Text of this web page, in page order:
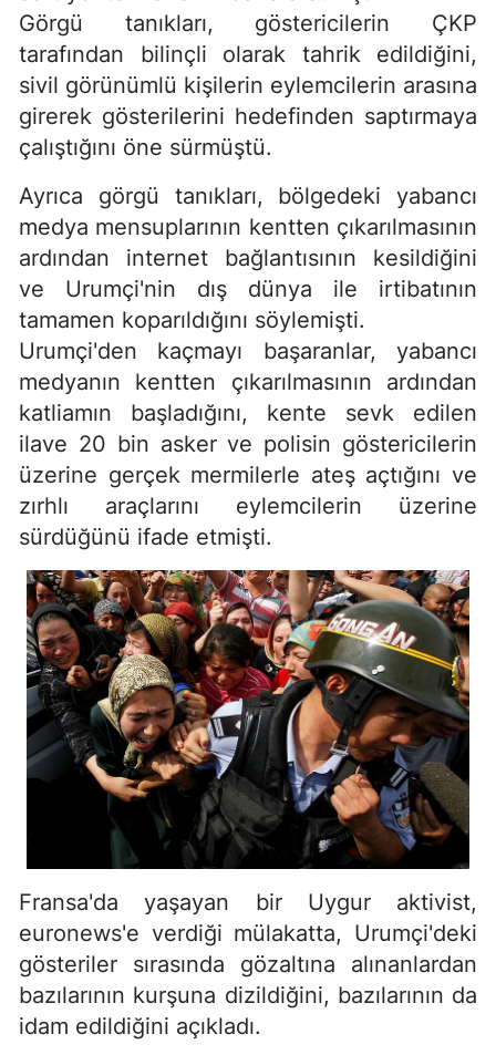
Görgü tanıkları, göstericilerin ÇKP
tarafından bilinçli olarak tahrik edildiğini,
sivil görünümlü kişilerin eylemcilerin arasına
girerek gösterilerini hedefinden saptırmaya
çalıştığını öne sürmüştü.
Ayrıca görgü tanıkları, bölgedeki yabancı
medya mensuplarının kentten çıkarılmasının
ardından internet bağlantısının kesildiğini
ve Urumçi'nin dış dünya ile irtibatının
tamamen koparıldığını söylemişti.
Urumçi'den kaçmayı başaranlar, yabancı
medyanın kentten çıkarılmasının ardından
katliamın başladığını, kente sevk edilen
ilave 20 bin asker ve polisin göstericilerin
üzerine gerçek mermilerle ateş açtığını ve
zırhlı araçlarını eylemcilerin üzerine
sürdüğünü ifade etmişti.
Fransa'da yaşayan bir Uygur aktivist,
euronews'e verdiği mülakatta, Urumçi'deki
gösteriler sırasında gözaltına alınanlardan
bazılarının kurşuna dizildiğini, bazılarının da
idam edildiğini açıkladı.